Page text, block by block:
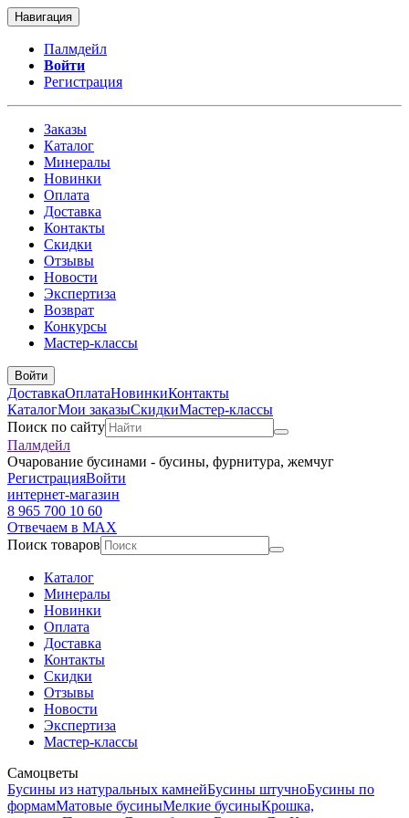
Навигация
Палмдейл
Войти
Регистрация
Заказы
Каталог
Минералы
Новинки
Оплата
Доставка
Контакты
Скидки
Отзывы
Новости
Экспертиза
Возврат
Конкурсы
Мастер-классы
Войти
ДоставкаОплатаНовинкиКонтакты
КаталогМои заказыСкидкиМастер-классы
Поиск по сайту
Палмдейл
Очарование бусинами - бусины, фурнитура, жемчуг
РегистрацияВойти
интернет-магазин
8 965 700 10 60
Отвечаем в MAX
Поиск товаров
Каталог
Минералы
Новинки
Оплата
Доставка
Контакты
Скидки
Отзывы
Новости
Экспертиза
Мастер-классы
Самоцветы
Бусины из натуральных камнейБусины штучноБусины по
формамМатовые бусиныМелкие бусиныКрошка,